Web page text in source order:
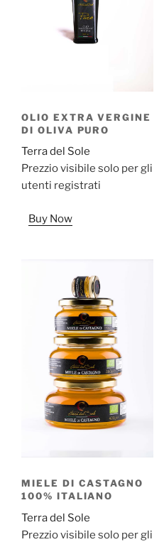
OLIO EXTRA VERGINE
DI OLIVA PURO
Terra del Sole
Prezzio visibile solo per gli
utenti registrati
Buy Now
MIELE DI CASTAGNO
100% ITALIANO
Terra del Sole
Prezzio visibile solo per gli